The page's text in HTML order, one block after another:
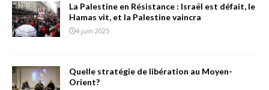
La Palestine en Résistance : Israël est défait, le
Hamas vit, et la Palestine vaincra
4 juin 2025
Quelle stratégie de libération au Moyen-
Orient?